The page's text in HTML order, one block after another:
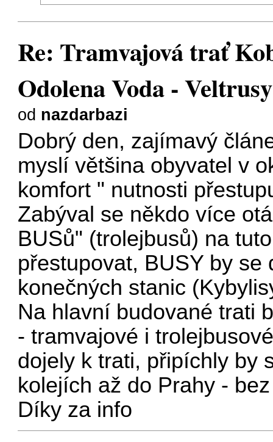
Re: Tramvajová trať
Odolena Voda -
od nazdarbazi
Dobrý den, zajímavý
myslí většina obyvatel v
komfort " nutnosti
Zabýval se někdo více
BUSů" (trolejbusů) na
přestupovat, BUSY by
konečných stanic
Na hlavní budované trati
- tramvajové i
dojely k trati, připíchly by
kolejích až do Prahy -
Díky za info